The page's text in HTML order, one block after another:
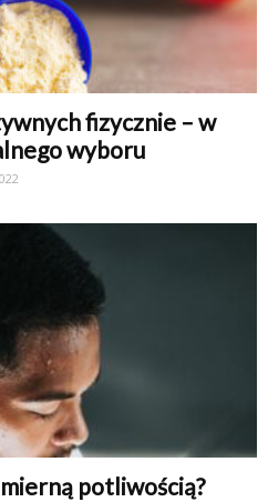
fizycznie – w
wyboru
potliwością?